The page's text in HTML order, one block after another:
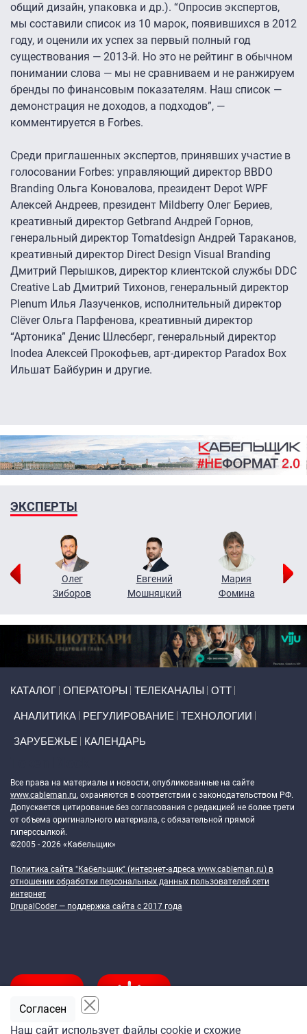
общий дизайн, упаковка и др.). “Опросив экспертов,
мы составили список из 10 марок, появившихся в 2012
году, и оценили их успех за первый полный год
существования — 2013-й. Но это не рейтинг в обычном
понимании слова — мы не сравниваем и не ранжируем
бренды по финансовым показателям. Наш список —
демонстрация не доходов, а подходов”, —
комментируется в Forbes.
Среди приглашенных экспертов, принявших участие в
голосовании Forbes: управляющий директор BBDO
Branding Ольга Коновалова, президент Depot WPF
Алексей Андреев, президент Mildberry Олег Бериев,
креативный директор Getbrand Андрей Горнов,
генеральный директор Tomatdesign Андрей Тараканов,
креативный директор Direct Design Visual Branding
Дмитрий Перышков, директор клиентской службы DDC
Creative Lab Дмитрий Тихонов, генеральный директор
Plenum Илья Лазученков, исполнительный директор
Clёver Ольга Парфенова, креативный директор
“Артоника” Денис Шлесберг, генеральный директор
Inodea Алексей Прокофьев, арт-директор Paradox Box
Ильшат Байбурин и другие.
ЭКСПЕРТЫ
Олег
Зиборов
Евгений
Мошняцкий
Мария
Фомина
КАТАЛОГ ОПЕРАТОРЫ ТЕЛЕКАНАЛЫ ОТТ
АНАЛИТИКА РЕГУЛИРОВАНИЕ ТЕХНОЛОГИИ
ЗАРУБЕЖЬЕ КАЛЕНДАРЬ
Все права на материалы и новости, опубликованные на сайте
www.cableman.ru, охраняются в соответствии с законодательством РФ.
Допускается цитирование без согласования с редакцией не более трети
от объема оригинального материала, с обязательной прямой
гиперссылкой.
©2005 - 2026 «Кабельщик»
Политика сайта "Кабельщик" (интернет-адреса www.cableman.ru) в
отношении обработки персональных данных пользователей сети
интернет
DrupalCoder — поддержка сайта c 2017 года
Наш сайт использует файлы cookie и схожие
Согласен